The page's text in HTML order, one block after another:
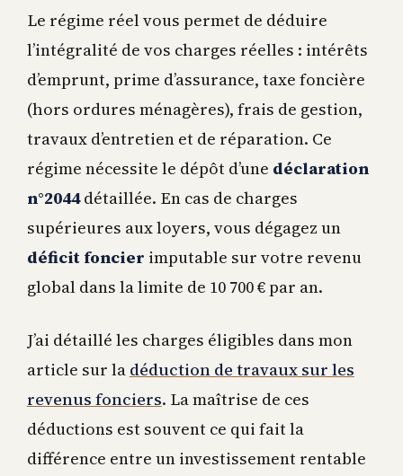
Le régime réel vous permet de déduire
l’intégralité de vos charges réelles : intérêts
d’emprunt, prime d’assurance, taxe foncière
(hors ordures ménagères), frais de gestion,
travaux d’entretien et de réparation. Ce
régime nécessite le dépôt d’une déclaration
n°2044détaillée. En cas de charges
supérieures aux loyers, vous dégagez un
déficit foncier imputable sur votre revenu
global dans la limite de 10 700 € par an.
J’ai détaillé les charges éligibles dans mon
article sur la déduction de travaux sur les
revenus fonciers. La maîtrise de ces
déductions est souvent ce qui fait la
différence entre un investissement rentable